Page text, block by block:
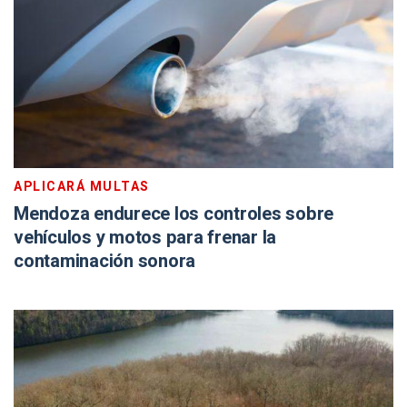
APLICARÁ MULTAS
Mendoza endurece los controles sobre
vehículos y motos para frenar la
contaminación sonora